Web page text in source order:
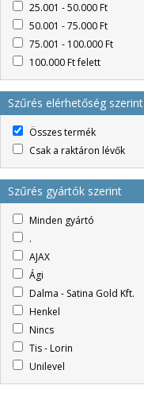
25.001 - 50.000 Ft
50.001 - 75.000 Ft
75.001 - 100.000 Ft
100.000 Ft felett
Szűrés elérhetőség szerint
Összes termék
Csak a raktáron lévők
Szűrés gyártók szerint
Minden gyártó
.
AJAX
Ági
Dalma - Satina Gold Kft.
Henkel
Nincs
Tis - Lorin
Unilevel